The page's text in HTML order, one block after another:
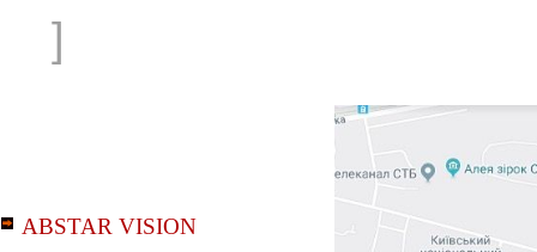
]
ABSTAR VISION